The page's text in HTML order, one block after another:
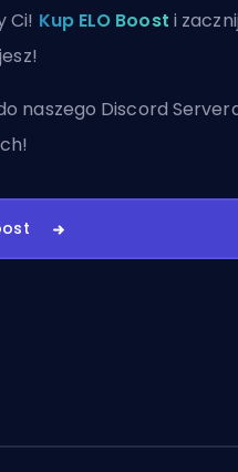
Ci! Kup ELO Boost i zacznij
naszego Discord